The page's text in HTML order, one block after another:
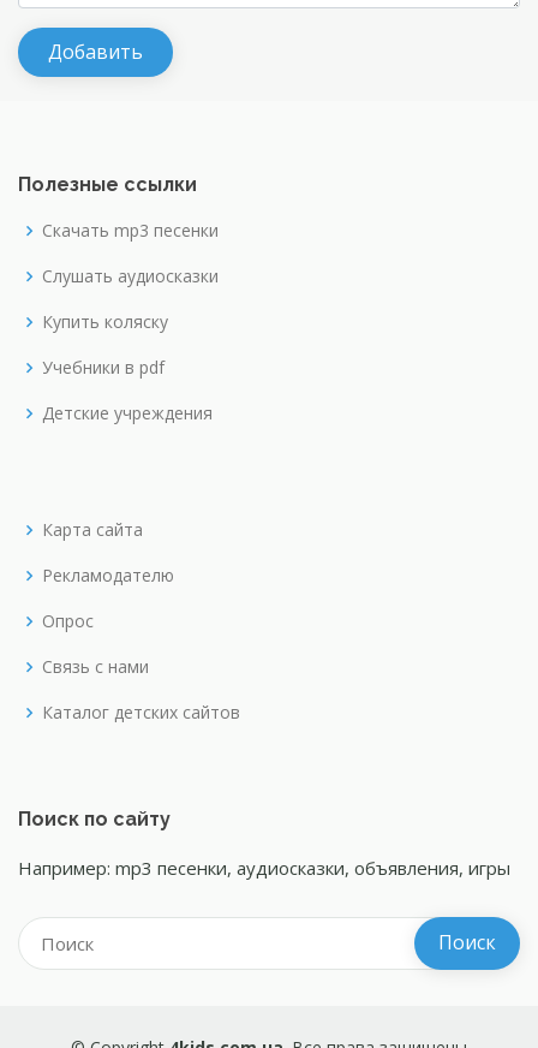
Полезные ссылки
Скачать mp3 песенки
Слушать аудиосказки
Купить коляску
Учебники в pdf
Детские учреждения
Карта сайта
Рекламодателю
Опрос
Связь с нами
Каталог детских сайтов
Поиск по сайту
Например: mp3 песенки, аудиосказки, объявления, игры